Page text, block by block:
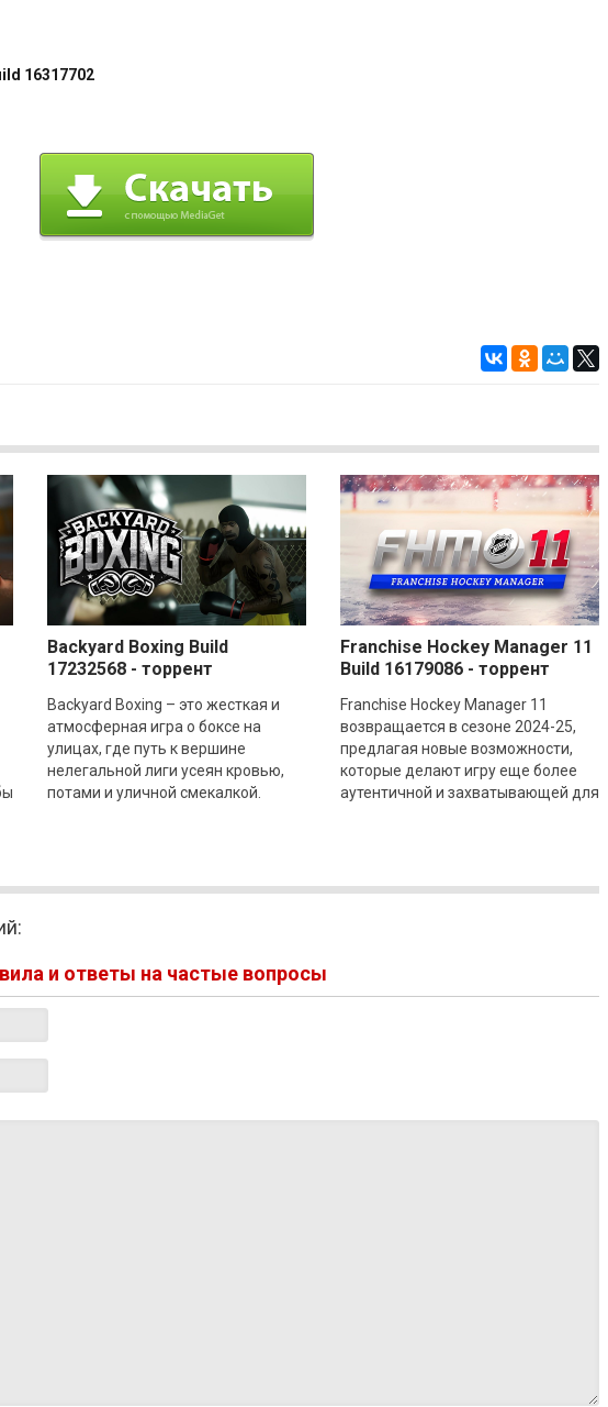
16317702
Backyard Boxing Build
17232568 - торрент
Backyard Boxing – это жесткая и
атмосферная игра о боксе на
улицах, где путь к вершине
нелегальной лиги усеян кровью,
потами и уличной смекалкой.
Franchise Hockey Manager 11
Build 16179086 - торрент
Franchise Hockey Manager 11
возвращается в сезоне 2024-25,
предлагая новые возможности,
которые делают игру еще более
аутентичной и захватывающей для
и ответы на частые вопросы